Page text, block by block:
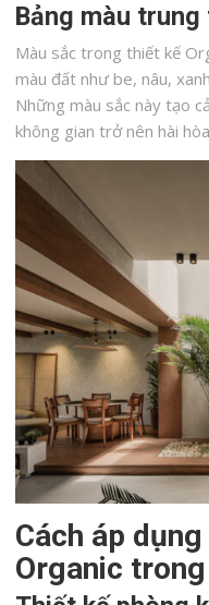
Bảng màu trung
Màu sắc trong thiết kế
màu đất như be, nâu,
Những màu sắc này tạo
không gian trở nên hài
Cách áp
Organic